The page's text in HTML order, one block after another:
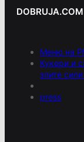
DOBRUJA.COM
Меню на
Кукери и
злите
press